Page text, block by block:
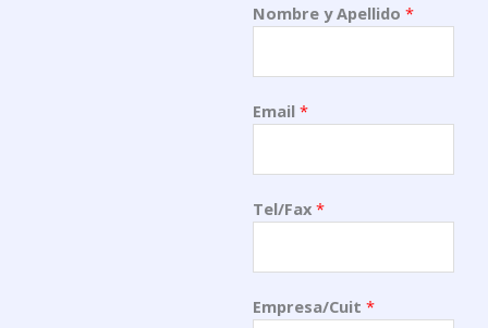
Nombre y Apellido*
Email*
Tel/Fax*
Empresa/Cuit*